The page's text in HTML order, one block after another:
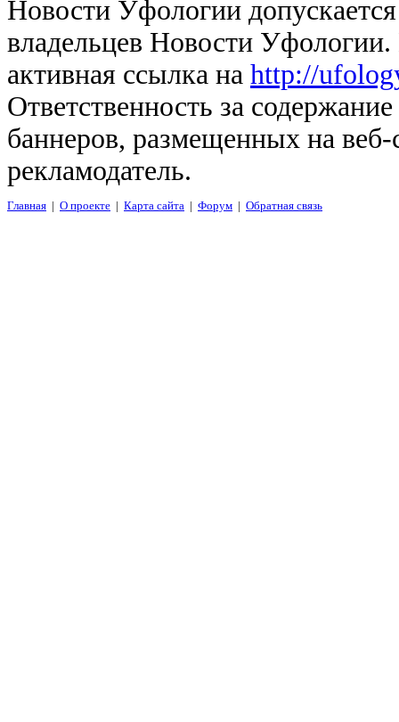
Новости Уфологии
владельцев Новости
активная ссылка на http://
Ответственность за
баннеров, размещенных на
рекламодатель.
Главная | О проекте | Карта сайта | Форум | Обратная связь